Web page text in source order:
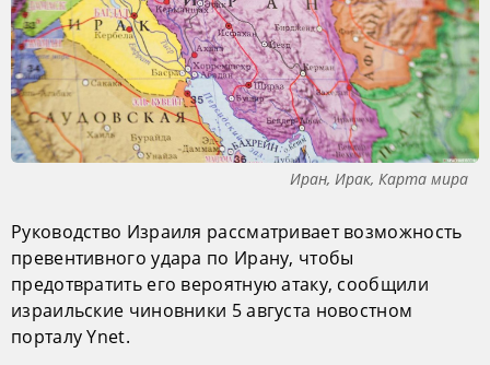
Иран, Ирак, Карта мира
Руководство Израиля рассматривает возможность
превентивного удара по Ирану, чтобы
предотвратить его вероятную атаку, сообщили
израильские чиновники 5 августа новостном
порталу Ynet.